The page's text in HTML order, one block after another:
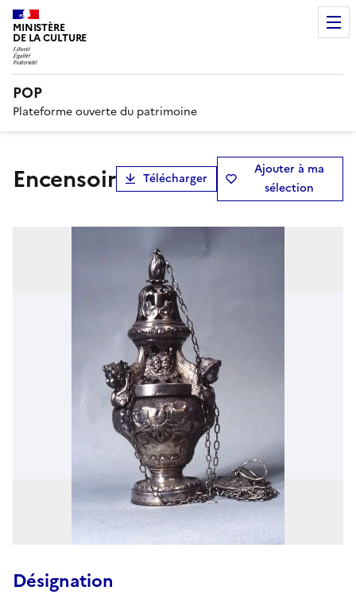
MINISTÈRE
DE LA CULTURE
POP
Plateforme ouverte du patrimoine
encensoir Télécharger
Ajouter à ma
sélection
Désignation